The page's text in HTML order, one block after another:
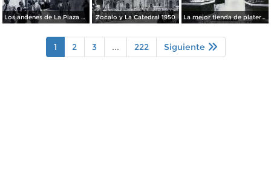
Los andenes de La Plaza de toros Ciudad de México 1950 Zocalo y La Catedral 1950 La mejor tienda de plateria.
1 2 3 ... 222 Siguiente